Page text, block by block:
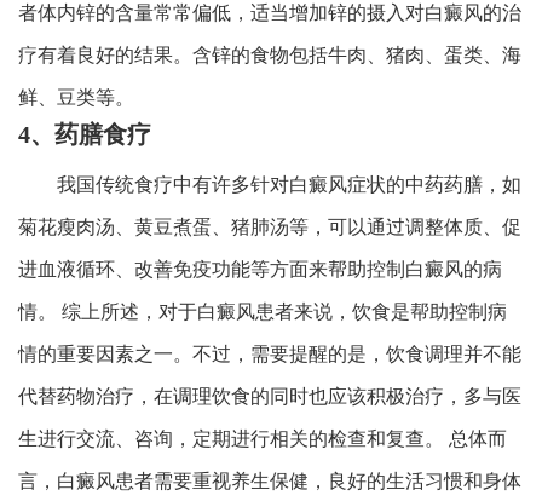
者体内锌的含量常常偏低，适当增加锌的摄入对白癜风的治
疗有着良好的结果。含锌的食物包括牛肉、猪肉、蛋类、海
鲜、豆类等。
4、药膳食疗
我国传统食疗中有许多针对白癜风症状的中药药膳，如
菊花瘦肉汤、黄豆煮蛋、猪肺汤等，可以通过调整体质、促
进血液循环、改善免疫功能等方面来帮助控制白癜风的病
情。 综上所述，对于白癜风患者来说，饮食是帮助控制病
情的重要因素之一。不过，需要提醒的是，饮食调理并不能
代替药物治疗，在调理饮食的同时也应该积极治疗，多与医
生进行交流、咨询，定期进行相关的检查和复查。 总体而
言，白癜风患者需要重视养生保健，良好的生活习惯和身体